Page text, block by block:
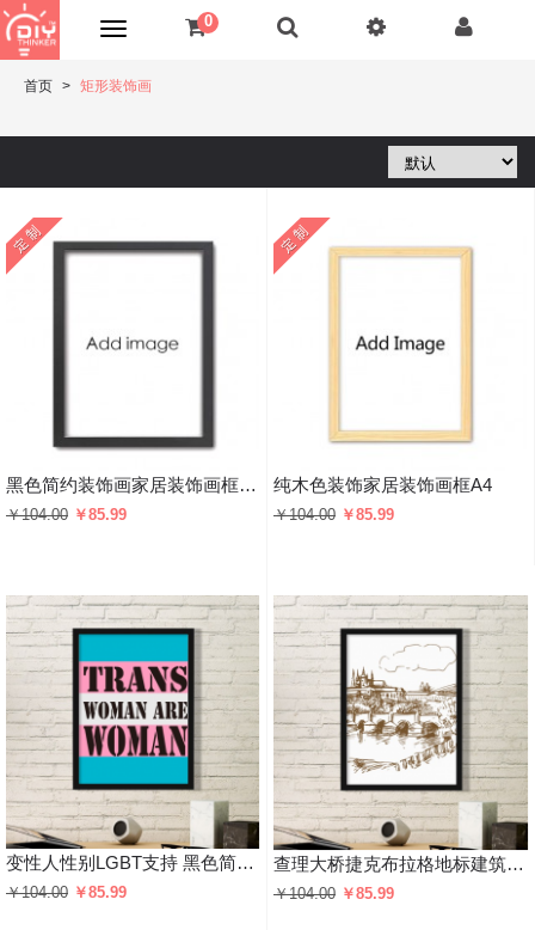
0
首页 矩形装饰画
黑色简约装饰画家居装饰画框礼品礼物
￥104.00 ￥85.99
纯木色装饰家居装饰画框A4
￥104.00 ￥85.99
变性人性别LGBT支持 黑色简约装饰画家居装饰画框礼品礼物
￥104.00 ￥85.99
查理大桥捷克布拉格地标建筑图案 黑色简约装饰画家居装饰画框礼品礼物
￥104.00 ￥85.99